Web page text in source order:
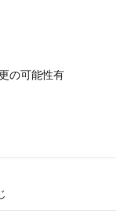
の可能性有